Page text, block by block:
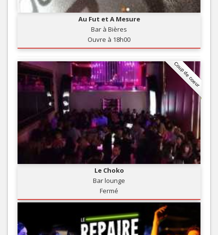
Au Fut et A Mesure
Bar à Bières
Ouvre à 18h00
Coup de coeur
Le Choko
Bar lounge
Fermé